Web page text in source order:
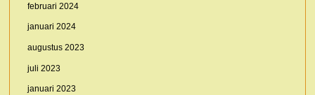
februari 2024
januari 2024
augustus 2023
juli 2023
januari 2023